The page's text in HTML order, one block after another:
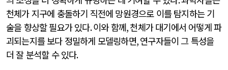
천체가 지구에 충돌하기 직전에 망원경으로 이를 탐지하는 기
술을 향상할 필요가 있다.이와 함께,천체가 대기에서 어떻게 파
괴되는지를 보다 정밀하게 모델링하면,연구자들이 그 특성을
더 잘 분석할 수 있다.